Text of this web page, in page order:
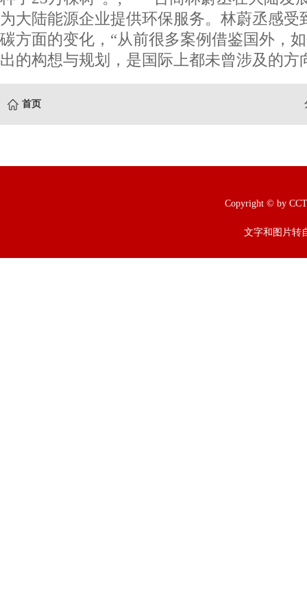
为大陆能源企业提供环保服务。林蔚丞感受
碳方面的变化，“从前很多案例借鉴国外，
出的构想与规划，是国际上都未曾涉及的方
首页
Copyright © by
文字和图片转